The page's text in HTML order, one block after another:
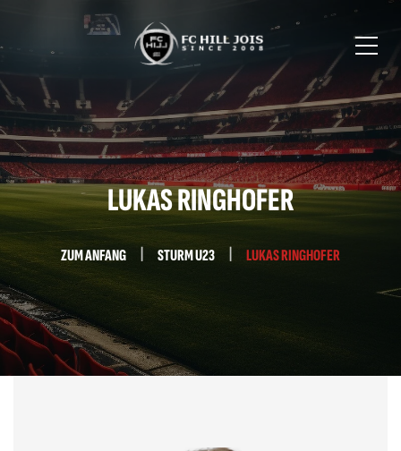
LUKAS RINGHOFER
ZUM ANFANG STURM U23 LUKAS RINGHOFER